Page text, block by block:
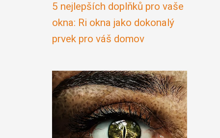
5 nejlepších doplňků pro vaše
okna: Ri okna jako dokonalý
prvek pro váš domov